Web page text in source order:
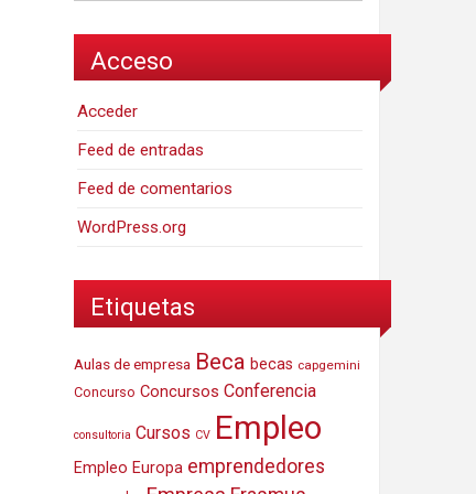
Acceso
Acceder
Feed de entradas
Feed de comentarios
WordPress.org
Etiquetas
Aulas de empresa Beca becas capgemini
Concurso Concursos Conferencia
consultoria Cursos CV Empleo
Empleo Europa emprendedores